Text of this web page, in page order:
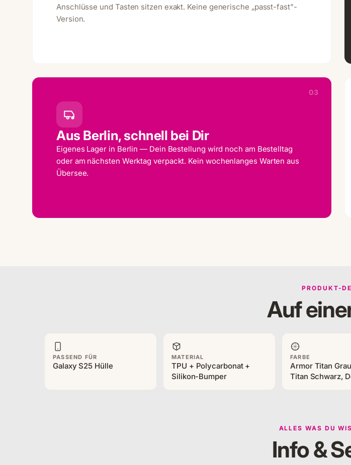
Anschlüsse und Tasten sitzen exakt. Keine generische „passt-fast"-
Version.
03
Aus Berlin, schnell bei Dir
Eigenes Lager in Berlin — Dein Bestellung wird noch am Bestelltag
oder am nächsten Werktag verpackt. Kein wochenlanges Warten aus
Übersee.
PRODUKT-
Auf
PASSEND FÜR
Galaxy S25 Hülle
MATERIAL
TPU + Polycarbonat +
Silikon-Bumper
FARBE
Armor Titan
Titan Schwarz,
ALLES WAS DU
Info &